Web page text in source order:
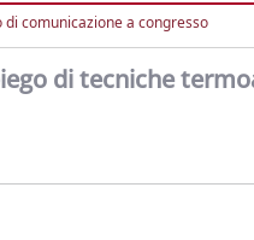
di comunicazione a congresso
di tecniche